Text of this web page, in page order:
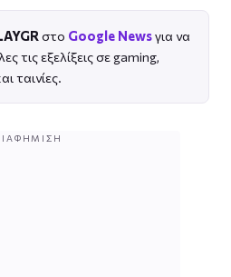
στο Google Newsγια να
τις εξελίξεις σε gaming,
ταινίες.